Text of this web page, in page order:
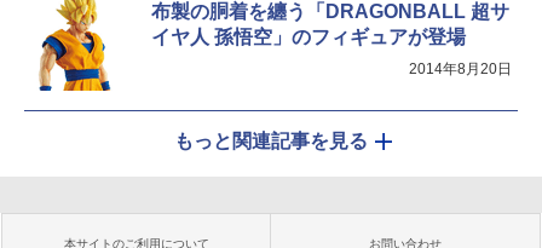
布製の胴着を纏う「DRAGONBALL 超サ
イヤ人 孫悟空」のフィギュアが登場
2014年8月20日
もっと関連記事を見る
本サイトのご利用について お問い合わせ